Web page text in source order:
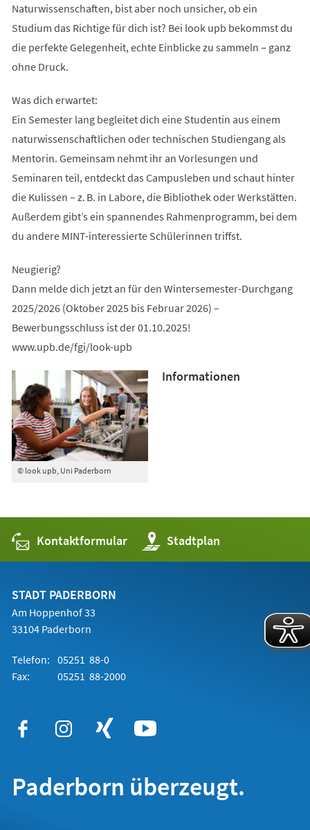
Naturwissenschaften, bist aber noch unsicher, ob ein
Studium das Richtige für dich ist? Bei look upb bekommst du
die perfekte Gelegenheit, echte Einblicke zu sammeln – ganz
ohne Druck.
Was dich erwartet:
Ein Semester lang begleitet dich eine Studentin aus einem
naturwissenschaftlichen oder technischen Studiengang als
Mentorin. Gemeinsam nehmt ihr an Vorlesungen und
Seminaren teil, entdeckt das Campusleben und schaut hinter
die Kulissen – z. B. in Labore, die Bibliothek oder Werkstätten.
Außerdem gibt’s ein spannendes Rahmenprogramm, bei dem
du andere MINT-interessierte Schülerinnen triffst.
Neugierig?
Dann melde dich jetzt an für den Wintersemester-Durchgang
2025/2026 (Oktober 2025 bis Februar 2026) –
Bewerbungsschluss ist der 01.10.2025!
www.upb.de/fgi/look-upb
© look upb, Uni Paderborn
Informationen
Kontaktformular Stadtplan
(Öffnet
in
einem
STADT PADERBORN
Am Hoppenhof 33
33104 Paderborn
Telefon: 05251 88-0
Fax:
05251 88-2000
Paderborn überzeugt.